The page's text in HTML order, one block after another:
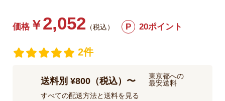
価格 ￥2,052 （税込） P 20ポイント
2件
送料別 ¥800（税込）〜
東京都への
最安送料
すべての配送方法と送料を見る